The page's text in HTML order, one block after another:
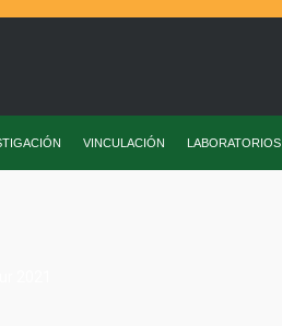
VINCULACIÓN LABORATORIOS